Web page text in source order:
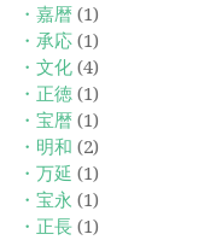
・嘉暦 (1)
・承応 (1)
・文化 (4)
・正徳 (1)
・宝暦 (1)
・明和 (2)
・万延 (1)
・宝永 (1)
・正長 (1)